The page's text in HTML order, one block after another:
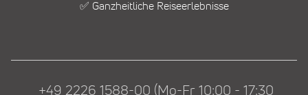
✅ Ganzheitliche Reiseerlebnisse
+49 2226 1588-00 (Mo-Fr 10:00 - 17:30